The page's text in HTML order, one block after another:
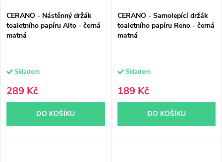
CERANO - Nástěnný držák
toaletního papíru Alto - černá
matná
Skladem
289 Kč
DO KOŠÍKU
CERANO - Samolepící držák
toaletního papíru Reno - černá
matná
Skladem
189 Kč
DO KOŠÍKU